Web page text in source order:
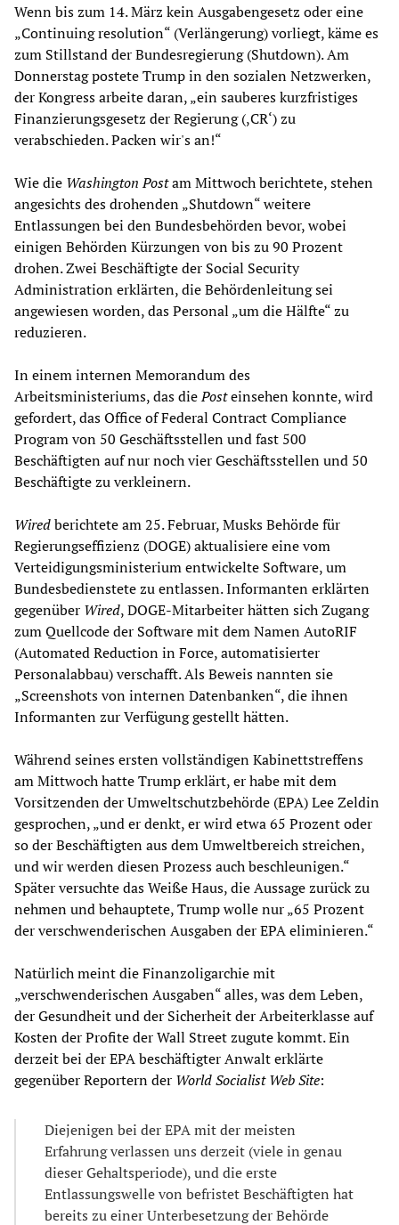
Wenn bis zum 14. März kein Ausgabengesetz oder eine
„Continuing resolution“ (Verlängerung) vorliegt, käme es
zum Stillstand der Bundesregierung (Shutdown). Am
Donnerstag postete Trump in den sozialen Netzwerken,
der Kongress arbeite daran, „ein sauberes kurzfristiges
Finanzierungsgesetz der Regierung (,CR‘) zu
verabschieden. Packen wir's an!“
Wie die Washington Postam Mittwoch berichtete, stehen
angesichts des drohenden „Shutdown“ weitere
Entlassungen bei den Bundesbehörden bevor, wobei
einigen Behörden Kürzungen von bis zu 90 Prozent
drohen. Zwei Beschäftigte der Social Security
Administration erklärten, die Behördenleitung sei
angewiesen worden, das Personal „um die Hälfte“ zu
reduzieren.
In einem internen Memorandum des
Arbeitsministeriums, das diePosteinsehen konnte, wird
gefordert, das Office of Federal Contract Compliance
Program von 50 Geschäftsstellen und fast 500
Beschäftigten auf nur noch vier Geschäftsstellen und 50
Beschäftigte zu verkleinern.
Wiredberichtete am 25. Februar, Musks Behörde für
Regierungseffizienz (DOGE) aktualisiere eine vom
Verteidigungsministerium entwickelte Software, um
Bundesbedienstete zu entlassen. Informanten erklärten
gegenüber Wired, DOGE-Mitarbeiter hätten sich Zugang
zum Quellcode der Software mit dem Namen AutoRIF
(Automated Reduction in Force, automatisierter
Personalabbau) verschafft. Als Beweis nannten sie
„Screenshots von internen Datenbanken“, die ihnen
Informanten zur Verfügung gestellt hätten.
Während seines ersten vollständigen Kabinettstreffens
am Mittwoch hatte Trump erklärt, er habe mit dem
Vorsitzenden der Umweltschutzbehörde (EPA) Lee Zeldin
gesprochen, „und er denkt, er wird etwa 65 Prozent oder
so der Beschäftigten aus dem Umweltbereich streichen,
und wir werden diesen Prozess auch beschleunigen.“
Später versuchte das Weiße Haus, die Aussage zurück zu
nehmen und behauptete, Trump wolle nur „65 Prozent
der verschwenderischen Ausgaben der EPA eliminieren.“
Natürlich meint die Finanzoligarchie mit
„verschwenderischen Ausgaben“ alles, was dem Leben,
der Gesundheit und der Sicherheit der Arbeiterklasse auf
Kosten der Profite der Wall Street zugute kommt. Ein
derzeit bei der EPA beschäftigter Anwalt erklärte
gegenüber Reportern der World Socialist Web Site:
Diejenigen bei der EPA mit der meisten
Erfahrung verlassen uns derzeit (viele in genau
dieser Gehaltsperiode), und die erste
Entlassungswelle von befristet Beschäftigten hat
bereits zu einer Unterbesetzung der Behörde